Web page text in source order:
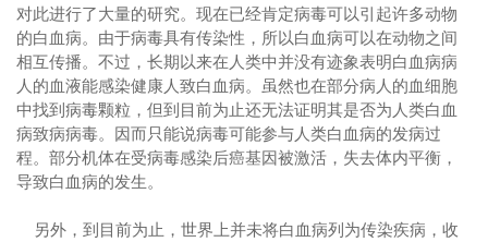
对此进行了大量的研究。现在已经肯定病毒可以引起许多动物
的白血病。由于病毒具有传染性，所以白血病可以在动物之间
相互传播。不过，长期以来在人类中并没有迹象表明白血病病
人的血液能感染健康人致白血病。虽然也在部分病人的血细胞
中找到病毒颗粒，但到目前为止还无法证明其是否为人类白血
病致病病毒。因而只能说病毒可能参与人类白血病的发病过
程。部分机体在受病毒感染后癌基因被激活，失去体内平衡，
导致白血病的发生。
另外，到目前为止，世界上并未将白血病列为传染疾病，收